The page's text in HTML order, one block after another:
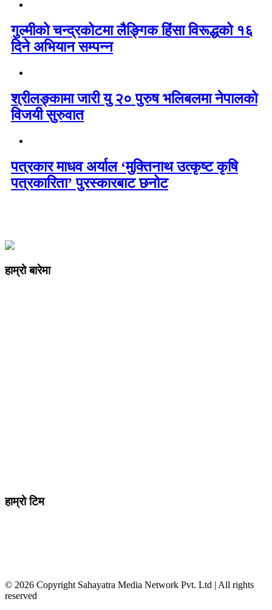
गुल्मीको चन्द्रकोटमा लैङ्गिक हिंसा विरूद्धको १६
दिने अभियान सम्पन्न
श्रीलङ्कामा जारी यु २० पुरुष भलिबलमा नेपालको
विजयी सुरुवात
पत्रकार माधव अर्याल ‘मुक्तिनाथ उत्कृष्ट कृषि
पत्रकारिता’ पुरस्कारबाट छनोट
हाम्रो बारेमा
हाम्रो टिम
© 2026 Copyright Sahayatra Media Network Pvt. Ltd | All rights
reserved